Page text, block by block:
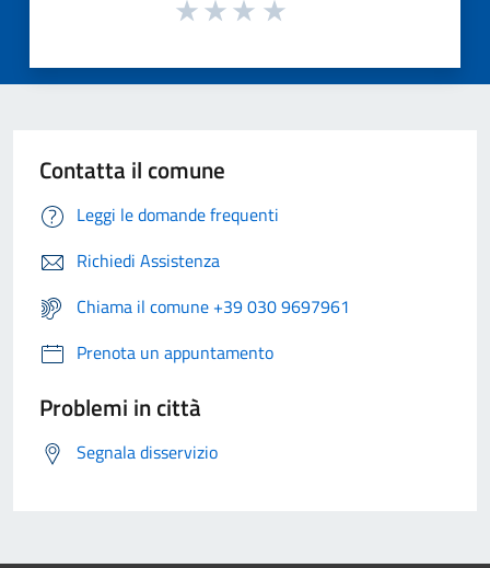
Contatta il comune
Leggi le domande frequenti
Richiedi Assistenza
Chiama il comune +39 030 9697961
Prenota un appuntamento
Problemi in città
Segnala disservizio